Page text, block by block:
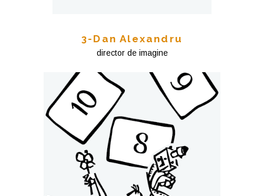
3-Dan Alexandru
director de imagine